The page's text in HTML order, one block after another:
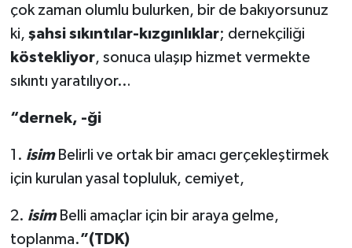
çok zaman olumlu bulurken, bir de bakıyorsunuz
ki, şahsi sıkıntılar-kızgınlıklar; dernekçiliği
köstekliyor, sonuca ulaşıp hizmet vermekte
sıkıntı yaratılıyor…
“dernek, -ği
1. isim Belirli ve ortak bir amacı gerçekleştirmek
için kurulan yasal topluluk, cemiyet,
2. isim Belli amaçlar için bir araya gelme,
toplanma.”(TDK)